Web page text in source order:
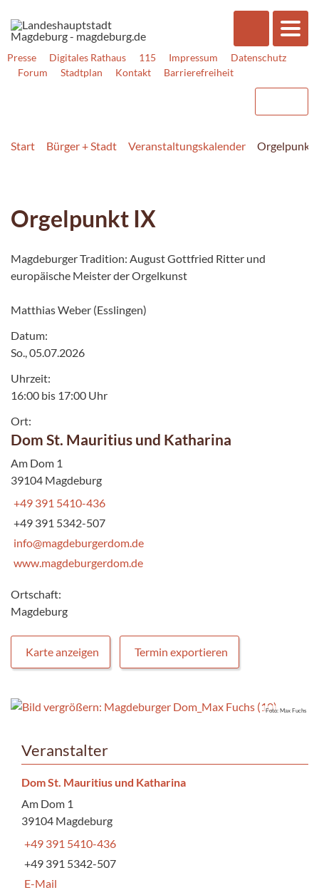
Presse Digitales Rathaus 115 Impressum
Datenschutz
Forum
Stadtplan Kontakt Barrierefreiheit
Start Bürger + Stadt Veranstaltungskalender Orgelpunkt
Orgelpunkt IX
Magdeburger Tradition: August Gottfried Ritter und
europäische Meister der Orgelkunst
Matthias Weber (Esslingen)
Datum:
So., 05.07.2026
Uhrzeit:
16:00 bis 17:00 Uhr
Ort:
Dom St. Mauritius und Katharina
Am Dom 1
39104 Magdeburg
+49 391 5410-436
+49 391 5342-507
info@magdeburgerdom.de
www.magdeburgerdom.de
Ortschaft:
Magdeburg
Karte anzeigen Termin exportieren
Foto: Max Fuchs
Veranstalter
Dom St. Mauritius und Katharina
Am Dom 1
39104 Magdeburg
+49 391 5410-436
+49 391 5342-507
E-Mail